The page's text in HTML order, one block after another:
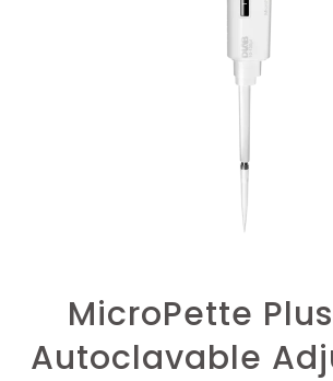
MicroPette
Autoclavable